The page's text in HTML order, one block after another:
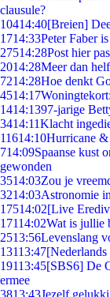
clausule?
10414:40[Breien]
1714:33Peter Faber
27514:28Post hier
2014:28Meer dan
7214:28Hoe denkt
4514:17
1414:1397-jarige
3414:11Klacht
11614:10Hurricane &
714:09Spaanse kust
gewonden
3514:03Zou je
3214:03Astronomie
17514:02[Live
17114:02Wat is jullie
2513:56Levenslang
13113:47
19113:45[SBS6] De
ermee
3813:43Jezelf